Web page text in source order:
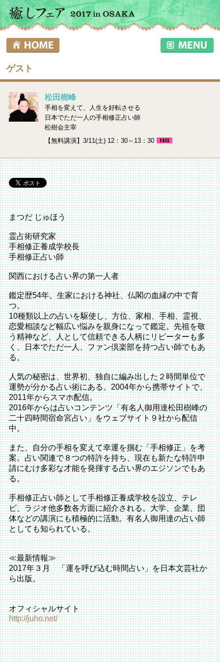
ゲスト
松田樹峰
手相を変えて、人生を好転させる
日本でただ一人の手相修正占い師
松樹会主宰
【無料講演】3/11(土) 12：30～13：30
まつだ じゅほう
霊占術研究家
手相修正養成学校長
手相修正占い師
関西における占い界の第一人者
鑑定歴54年。生家における神社、仏閣の血縁の中で育
つ。
10種類以上の占いを駆使し、方位、家相、手相、霊視、
恋愛相談など幅広い悩みを親身になって鑑定。先祖を敬
う精神など、人として信頼できる人柄にリピーターも多
く、日本でただ一人、ファン倶楽部を持つ占い師でもあ
る。
人気の秘密は、世界初、独自に編み出した２時間単位で
運勢が分かる占い術にある。2004年から携帯サイトで、
2011年からスマホ配信。
2016年からは占いコンテンツ「有名人御用達松田樹峰の
二十四時間宿命宮占い」をウェブサイト９社から配信
中。
また、自分の手相を変えて幸運を掴む「手相修正」を考
案。占い関連で８つの特許を持ち、現在も新たな特許申
請にむけ多彩な才能を発揮する占い界のエジソンでもあ
る。
手相修正占い師として手相修正養成学校を設立、テレ
ビ、ラジオ他多数各方面に紹介される。大学、企業、団
体などの講演にも積極的に活動。有名人御用達の占い師
としても知られている。
≪最新情報≫
2017年３月 「運を呼び込む時間占い」を日本文芸社か
ら出版。
オフィシャルサイト
http://juho.net/